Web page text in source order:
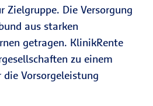
Zielgruppe. Die Versorgung
aus starken
getragen. KlinikRente
zu einem
Vorsorgeleistung